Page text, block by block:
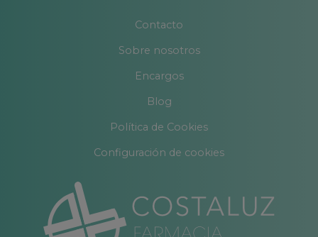
Contacto
Sobre nosotros
Encargos
Blog
Política de Cookies
Configuración de cookies